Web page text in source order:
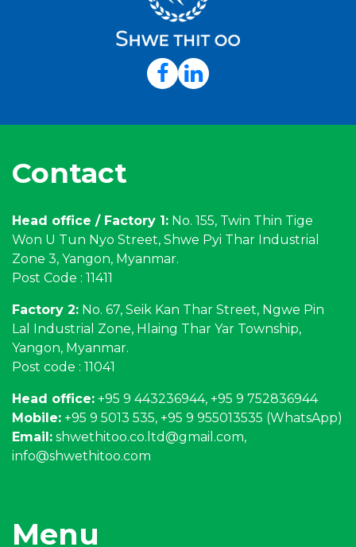
Contact
Head office / Factory 1: No. 155, Twin Thin Tige
Won U Tun Nyo Street, Shwe Pyi Thar Industrial
Zone 3, Yangon, Myanmar.
Post Code : 11411
Factory 2: No. 67, Seik Kan Thar Street, Ngwe Pin
Lal Industrial Zone, Hlaing Thar Yar Township,
Yangon, Myanmar.
Post code : 11041
Head office: +95 9 443236944, +95 9 752836944
Mobile: +95 9 5013 535, +95 9 955013535 (WhatsApp)
Email: shwethitoo.co.ltd@gmail.com,
info@shwethitoo.com
Menu